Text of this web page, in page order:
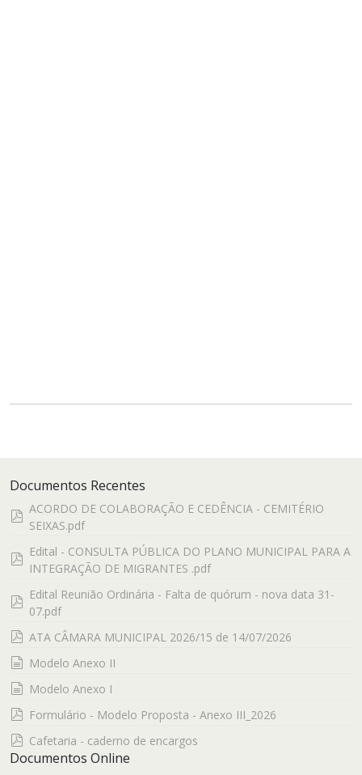
Documentos Recentes
pdf
ACORDO DE COLABORAÇÃO E CEDÊNCIA - CEMITÉRIO
SEIXAS.pdf
pdf
Edital - CONSULTA PÚBLICA DO PLANO MUNICIPAL PARA A
INTEGRAÇÃO DE MIGRANTES .pdf
pdf
Edital Reunião Ordinária - Falta de quórum - nova data 31-
07.pdf
pdf
ATA CÂMARA MUNICIPAL 2026/15 de 14/07/2026
documento
Modelo Anexo II
documento
Modelo Anexo I
pdf
Formulário - Modelo Proposta - Anexo III_2026
pdf
Cafetaria - caderno de encargos
Documentos Online